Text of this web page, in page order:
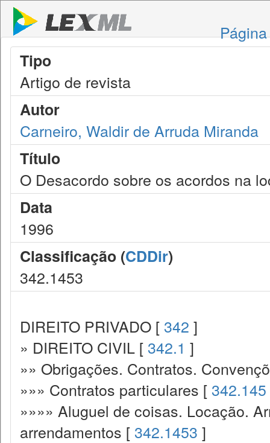
Tipo
Artigo de revista
Autor
Carneiro, Waldir de Arruda Miranda
Título
O Desacordo sobre os acordos na
Data
1996
Classificação (CDDir)
342.1453
DIREITO PRIVADO [ 342 ]
» DIREITO CIVIL [ 342.1 ]
»» Obrigações. Contratos.
»»» Contratos particulares [ 342.145
»»»» Aluguel de coisas. Locação.
arrendamentos [ 342.1453 ]